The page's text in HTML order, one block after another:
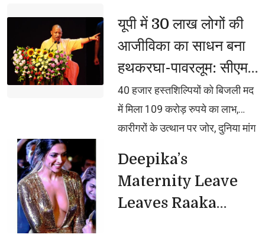
करेगा और अपनी शिक्षा, स्वास्थ्य,
स्किलिंग और रोजगार के लिए आगे
बढ़कर काम करेगाः मुख्यमंत्री, बोले,
जिनसे स्वयं नहीं संभला जा रहा, वे 25
करोड़ जनता को क्या संभालते?
इसीलिए दंगाइयों के सामने समाजवादी
यूपी में 30 लाख लोगों की
आजीविका का साधन बना
हथकरघा-पावरलूम: सीएम
योगी
40 हजार हस्तशिल्पियों को बिजली मद
में मिला 109 करोड़ रुपये का लाभ,
कारीगरों के उत्थान पर जोर, दुनिया मांग
टेक्नोलॉजी पर पूरा ध्यान दे रही सरकार,
देश की नई संसद में चमकी भदोही की
कालीन, वैश्विक बाजार में बढ़ी यूपी की
Deepika’s
Maternity Leave
Leaves Raaka